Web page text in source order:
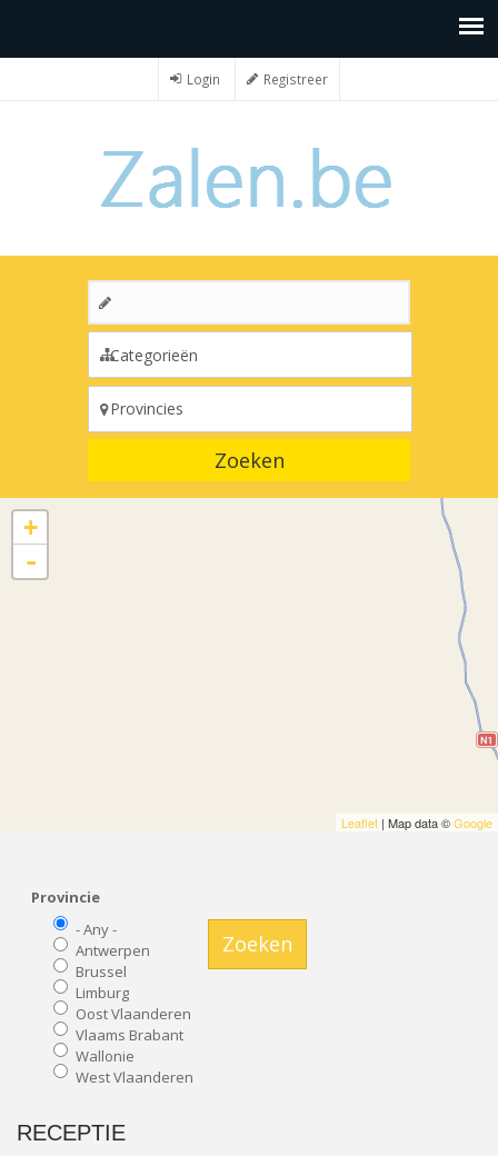
Login Registreer
Zoeken
+
-
Leaflet | Map data ©Google
Provincie
- Any -
Antwerpen
Brussel
Limburg
Oost Vlaanderen
Vlaams Brabant
Wallonie
West Vlaanderen
Zoeken
RECEPTIE